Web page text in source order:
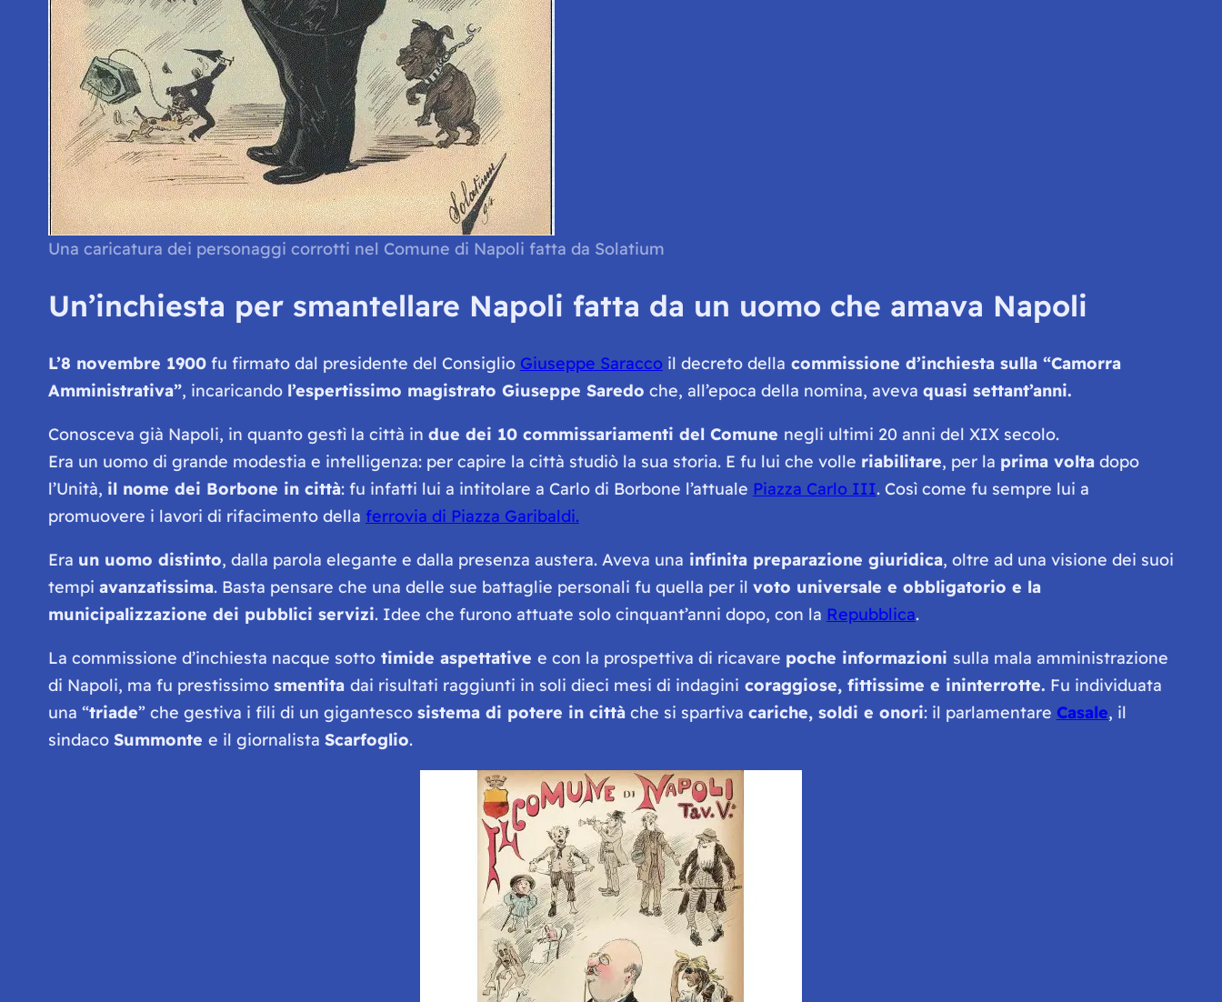
Una caricatura dei personaggi corrotti nel Comune di Napoli fatta da Solatium
Un’inchiesta per smantellare Napoli fatta da un uomo che amava Napoli
L’8 novembre 1900fu firmato dal presidente del Consiglio Giuseppe Saraccoil decreto della commissione d’inchiesta sulla “Camorra
Amministrativa”, incaricando l’espertissimo magistrato Giuseppe Saredo che, all’epoca della nomina, aveva quasi settant’anni.
Conosceva già Napoli, in quanto gestì la città in due dei 10 commissariamenti del Comune negli ultimi 20 anni del XIX secolo.
Era un uomo di grande modestia e intelligenza: per capire la città studiò la sua storia. E fu lui che volle riabilitare, per la prima voltadopo
l’Unità, il nome dei Borbone in città: fu infatti lui a intitolare a Carlo di Borbone l’attuale Piazza Carlo III. Così come fu sempre lui a
promuovere i lavori di rifacimento della ferrovia di Piazza Garibaldi.
Era un uomo distinto, dalla parola elegante e dalla presenza austera. Aveva una infinita preparazione giuridica, oltre ad una visione dei suoi
tempi avanzatissima. Basta pensare che una delle sue battaglie personali fu quella per il voto universale e obbligatorio e la
municipalizzazione dei pubblici servizi. Idee che furono attuate solo cinquant’anni dopo, con la Repubblica.
La commissione d’inchiesta nacque sottotimide aspettative e con la prospettiva di ricavare poche informazioni sulla mala amministrazione
di Napoli, ma fu prestissimo smentita dai risultati raggiunti in soli dieci mesi di indagini coraggiose, fittissime e ininterrotte. Fu individuata
una “triade” che gestiva i fili di un gigantesco sistema di potere in cittàche si spartiva cariche, soldi e onori: il parlamentare Casale, il
sindaco Summonte e il giornalista Scarfoglio.